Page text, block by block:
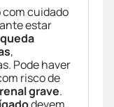
cuidado
estar
queda
,
Pode haver
risco de
grave.